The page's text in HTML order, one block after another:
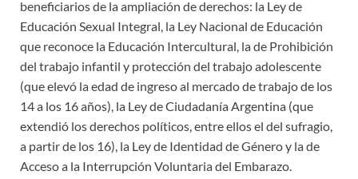
beneficiarios de la ampliación de derechos: la Ley de
Educación Sexual Integral, la Ley Nacional de Educación
que reconoce la Educación Intercultural, la de Prohibición
del trabajo infantil y protección del trabajo adolescente
(que elevó la edad de ingreso al mercado de trabajo de los
14 a los 16 años), la Ley de Ciudadanía Argentina (que
extendió los derechos políticos, entre ellos el del sufragio,
a partir de los 16), la Ley de Identidad de Género y la de
Acceso a la Interrupción Voluntaria del Embarazo.